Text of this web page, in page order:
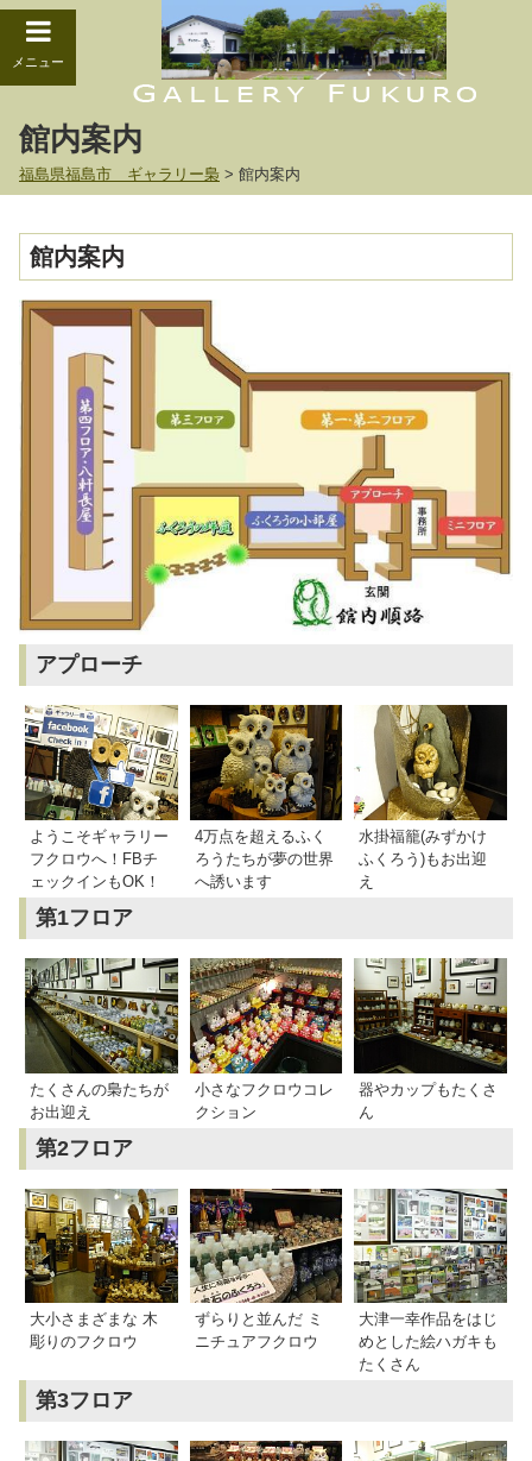
メニュー
館内案内
福島県福島市 ギャラリー梟 > 館内案内
館内案内
アプローチ
ようこそギャラリー
フクロウへ！FBチ
ェックインもOK！
4万点を超えるふく
ろうたちが夢の世界
へ誘います
水掛福籠(みずかけ
ふくろう)もお出迎
え
第1フロア
たくさんの梟たちが
お出迎え
小さなフクロウコレ
クション
器やカップもたくさ
ん
第2フロア
大小さまざまな 木
彫りのフクロウ
ずらりと並んだ ミ
ニチュアフクロウ
大津一幸作品をはじ
めとした絵ハガキも
たくさん
第3フロア